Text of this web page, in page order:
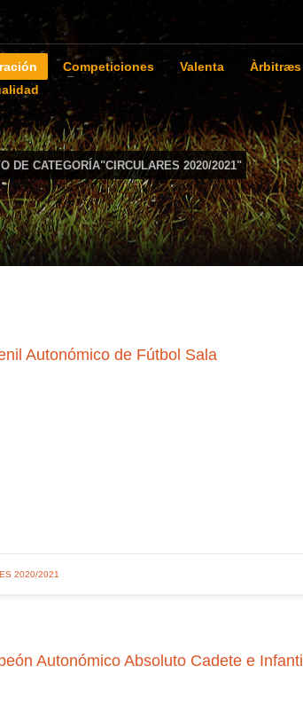
Competiciones Valenta Àrbitræs
DE CATEGORÍA"CIRCULARES 2020/2021"
Autonómico de Fútbol Sala
2020/2021
Autonómico Absoluto Cadete e Infantil